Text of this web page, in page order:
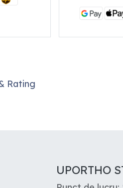
Rating
UPORTHO